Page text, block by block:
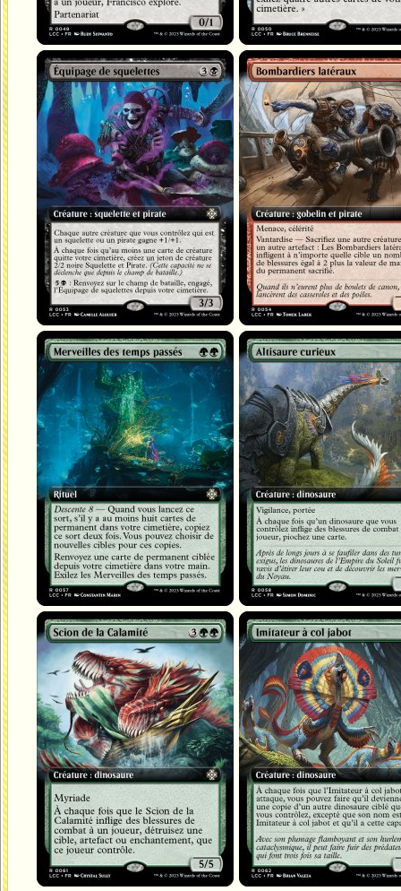
Équipage de squelettes Bombardiers latéraux
Merveilles des temps passés Altisaure curieux
Scion de la Calamité Imitateur à col jabot